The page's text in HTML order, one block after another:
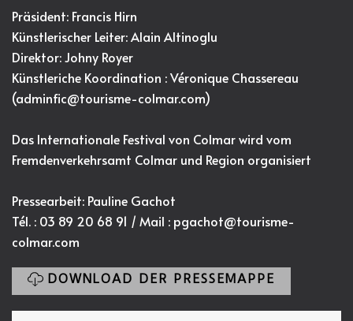
Präsident: Francis Hirn
Künstlerischer Leiter: Alain Altinoglu
Direktor: Johny Royer
Künstleriche Koordination : Véronique Chassereau
(adminfic@tourisme-colmar.com)
Das Internationale Festival von Colmar wird vom
Fremdenverkehrsamt Colmar und Region organisiert
Pressearbeit: Pauline Gachot
Tél. : 03 89 20 68 91 / Mail : pgachot@tourisme-
colmar.com
DOWNLOAD DER PRESSEMAPPE